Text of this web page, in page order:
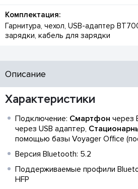
Комплектация:
Гарнитура, чехол, USB-адаптер
зарядки, кабель для зарядки
Описание
Характеристики
Подключение: Смартфон через
через USB адаптер,
помощью базы Voyager Office
Версия Bluetooth: 5.2
Поддерживаемые профили
HFP